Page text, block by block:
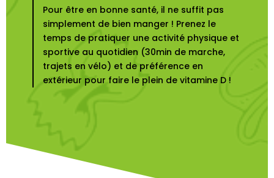
Pour être en bonne santé, il ne suffit pas
simplement de bien manger ! Prenez le
temps de pratiquer une activité physique et
sportive au quotidien (30min de marche,
trajets en vélo) et de préférence en
extérieur pour faire le plein de vitamine D !